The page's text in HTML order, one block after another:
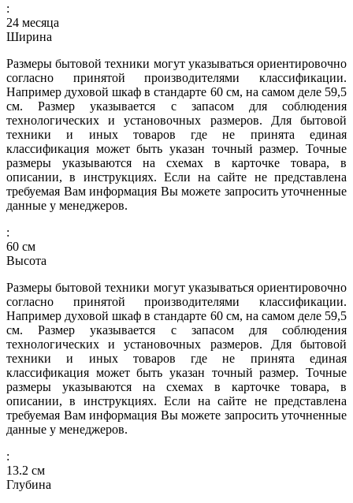
:
24 месяца
Ширина
Размеры бытовой техники могут указываться ориентировочно
согласно принятой производителями классификации.
Например духовой шкаф в стандарте 60 см, на самом деле 59,5
см. Размер указывается с запасом для соблюдения
технологических и установочных размеров. Для бытовой
техники и иных товаров где не принята единая
классификация может быть указан точный размер. Точные
размеры указываются на схемах в карточке товара, в
описании, в инструкциях. Если на сайте не представлена
требуемая Вам информация Вы можете запросить уточненные
данные у менеджеров.
:
60 см
Высота
Размеры бытовой техники могут указываться ориентировочно
согласно принятой производителями классификации.
Например духовой шкаф в стандарте 60 см, на самом деле 59,5
см. Размер указывается с запасом для соблюдения
технологических и установочных размеров. Для бытовой
техники и иных товаров где не принята единая
классификация может быть указан точный размер. Точные
размеры указываются на схемах в карточке товара, в
описании, в инструкциях. Если на сайте не представлена
требуемая Вам информация Вы можете запросить уточненные
данные у менеджеров.
:
13.2 см
Глубина